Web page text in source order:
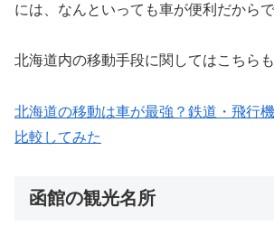
には、なんといっても車が便利だからで
北海道内の移動手段に関してはこちら
北海道の移動は車が最強？鉄道・飛行
比較してみた
函館の観光名所